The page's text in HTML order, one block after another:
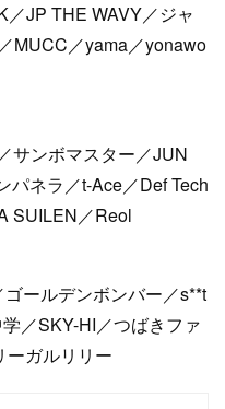
JP THE WAVY／ジャ
MUCC／yama／yonawo
サンボマスター／JUN
パネラ／t-Ace／Def Tech
SUILEN／Reol
ールデンボンバー／s**t
／SKY-HI／つばきファ
ーガルリリー